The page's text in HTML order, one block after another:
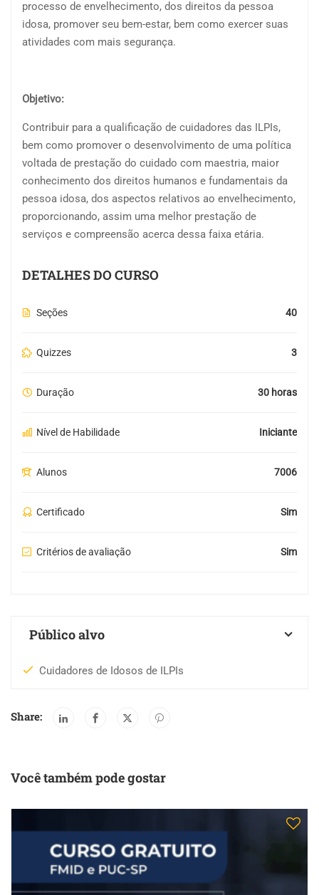
processo de envelhecimento, dos direitos da pessoa
idosa, promover seu bem-estar, bem como exercer suas
atividades com mais segurança.
Objetivo:
Contribuir para a qualificação de cuidadores das ILPIs,
bem como promover o desenvolvimento de uma política
voltada de prestação do cuidado com maestria, maior
conhecimento dos direitos humanos e fundamentais da
pessoa idosa, dos aspectos relativos ao envelhecimento,
proporcionando, assim uma melhor prestação de
serviços e compreensão acerca dessa faixa etária.
DETALHES DO CURSO
Seções 40
Quizzes 3
Duração 30 horas
Nível de Habilidade Iniciante
Alunos 7006
Certificado Sim
Critérios de avaliação Sim
Público alvo
Cuidadores de Idosos de ILPIs
Share:
Você também pode gostar